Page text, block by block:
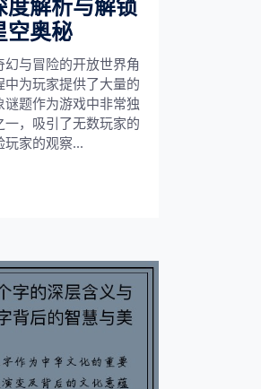
度解析与解锁
空奥秘
幻与冒险的开放世界角
为玩家提供了大量的
题作为游戏中非常独
，吸引了无数玩家的
家的观察...